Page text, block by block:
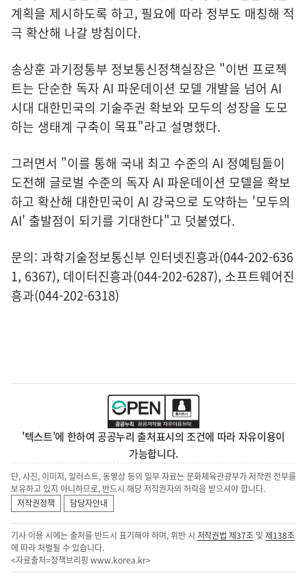
계획을 제시하도록 하고, 필요에 따라 정부도 매칭해 적
극 확산해 나갈 방침이다.
송상훈 과기정통부 정보통신정책실장은 "이번 프로젝
트는 단순한 독자 AI 파운데이션 모델 개발을 넘어 AI
시대 대한민국의 기술주권 확보와 모두의 성장을 도모
하는 생태계 구축이 목표"라고 설명했다.
그러면서 "이를 통해 국내 최고 수준의 AI 정예팀들이
도전해 글로벌 수준의 독자 AI 파운데이션 모델을 확보
하고 확산해 대한민국이 AI 강국으로 도약하는 '모두의
AI' 출발점이 되기를 기대한다"고 덧붙였다.
문의: 과학기술정보통신부 인터넷진흥과(044-202-636
1, 6367), 데이터진흥과(044-202-6287), 소프트웨어진
흥과(044-202-6318)
'텍스트'에 한하여 공공누리 출처표시의 조건에 따라 자유이용이
가능합니다.
단, 사진, 이미지, 일러스트, 동영상 등의 일부 자료는 문화체육관광부가 저작권 전부를
보유하고 있지 아니하므로, 반드시 해당 저작권자의 허락을 받으셔야 합니다.
저작권정책
담당자안내
기사 이용 시에는 출처를 반드시 표기해야 하며, 위반 시 저작권법 제37조 및제138조
에 따라 처벌될 수 있습니다.
<자료출처=정책브리핑 www.korea.kr>